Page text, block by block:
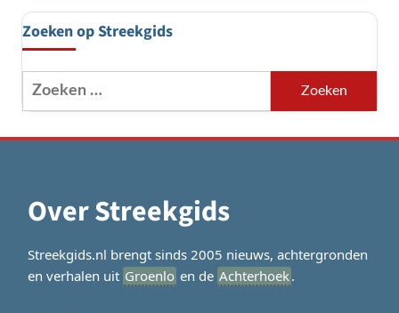
Zoeken op Streekgids
Zoeken
naar:
Over Streekgids
Streekgids.nl brengt sinds 2005 nieuws, achtergronden
en verhalen uit Groenlo en de Achterhoek.